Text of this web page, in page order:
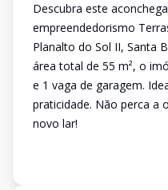
Descubra este
empreendedorismo
Planalto do Sol II, Santa
área total de 55 m², o
e 1 vaga de garagem.
praticidade. Não perca a
novo lar!